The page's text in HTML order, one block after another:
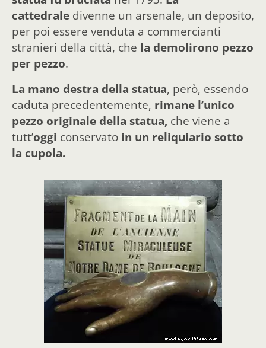
cattedrale divenne un arsenale, un deposito,
per poi essere venduta a commercianti
stranieri della città, che la demolirono pezzo
per pezzo.
La mano destra della statua, però, essendo
caduta precedentemente, rimane l’unico
pezzo originale della statua, che viene a
tutt’oggi conservato in un reliquiario sotto
la cupola.